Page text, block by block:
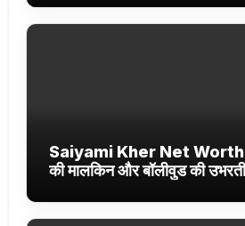
Saiyami Kher Net Worth
की मालकिन और बॉलीवुड की उभरती